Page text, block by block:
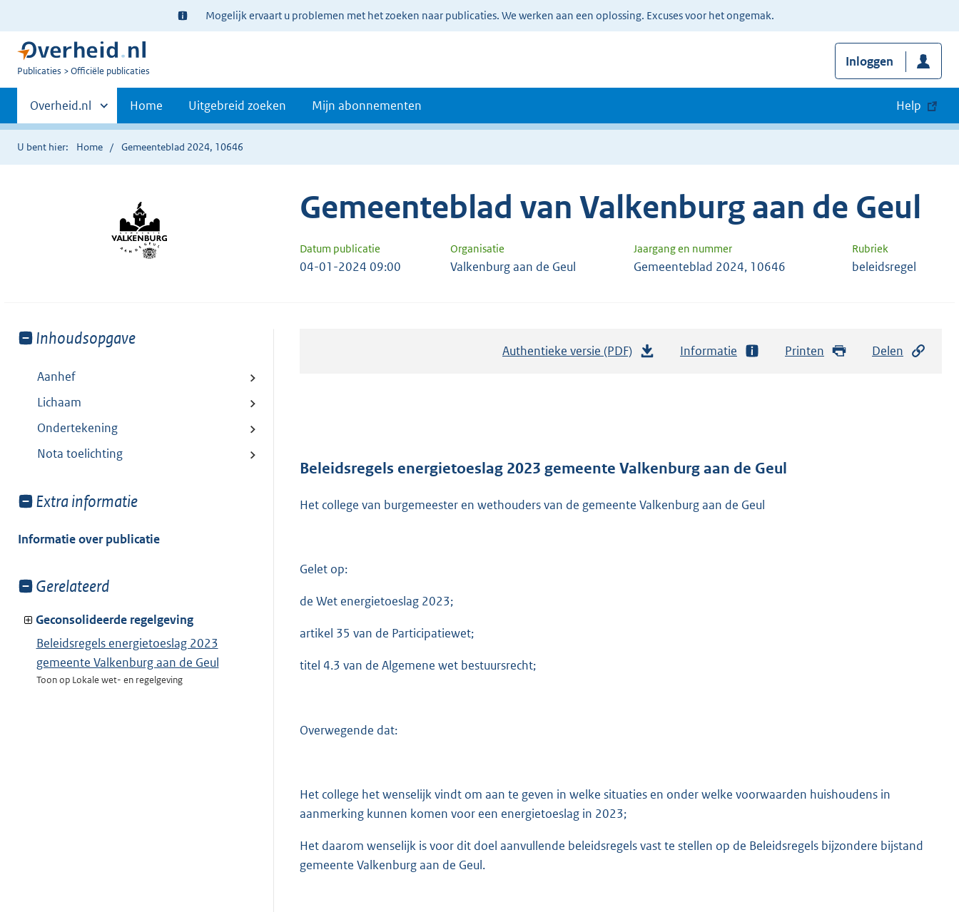
Ter
informatie:
Mogelijk ervaart u problemen met het zoeken naar publicaties. We werken aan een oplossing. Excuses voor het ongemak.
U
Publicaties Officiële publicaties
Inloggen
Primaire
navigatie
Andere
sites
binnen
Overheid.nl Home Uitgebreid zoeken Mijn abonnementen Help
U bent hier: Home Gemeenteblad 2024, 10646
Gemeenteblad van Valkenburg aan de Geul
Datum publicatie Organisatie Jaargang en nummer Rubriek
04-01-2024 09:00 Valkenburg aan de Geul Gemeenteblad 2024, 10646 beleidsregel
Toon
van:
Inhoudsopgave
Aanhef
Lichaam
Ondertekening
Nota toelichting
Toon
van:
Extra informatie
Informatie over publicatie
Toon
van:
Gerelateerd
Geconsolideerde regelgeving
Beleidsregels energietoeslag 2023
gemeente Valkenburg aan de Geul
Toon op Lokale wet- en regelgeving
Authentieke versie (PDF)
d
g
Informatie Printen Delen
Beleidsregels energietoeslag 2023 gemeente Valkenburg aan de Geul
Het college van burgemeester en wethouders van de gemeente Valkenburg aan de Geul
Gelet op:
de Wet energietoeslag 2023;
artikel 35 van de Participatiewet;
titel 4.3 van de Algemene wet bestuursrecht;
Overwegende dat:
Het college het wenselijk vindt om aan te geven in welke situaties en onder welke voorwaarden huishoudens in
aanmerking kunnen komen voor een energietoeslag in 2023;
Het daarom wenselijk is voor dit doel aanvullende beleidsregels vast te stellen op de Beleidsregels bijzondere bijstand
gemeente Valkenburg aan de Geul.